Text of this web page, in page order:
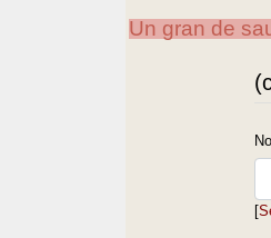
Un gran de
[